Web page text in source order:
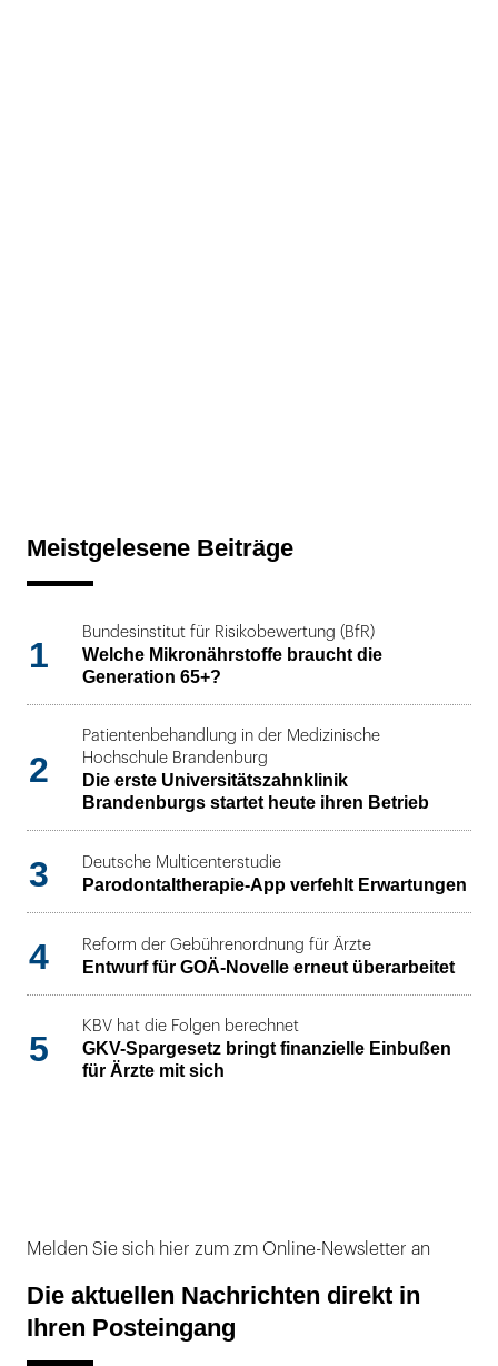
Meistgelesene Beiträge
1
Bundesinstitut für Risikobewertung (BfR)
Welche Mikronährstoffe braucht die
Generation 65+?
2
Patientenbehandlung in der Medizinische
Hochschule Brandenburg
Die erste Universitätszahnklinik
Brandenburgs startet heute ihren Betrieb
3 Deutsche Multicenterstudie
Parodontaltherapie-App verfehlt Erwartungen
4 Reform der Gebührenordnung für Ärzte
Entwurf für GOÄ-Novelle erneut überarbeitet
5
KBV hat die Folgen berechnet
GKV-Spargesetz bringt finanzielle Einbußen
für Ärzte mit sich
Melden Sie sich hier zum zm Online-Newsletter an
Die aktuellen Nachrichten direkt in
Ihren Posteingang